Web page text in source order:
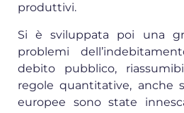
produttivi.
Si è sviluppata poi una
problemi
debito pubblico,
regole quantitative, anche
europee sono state